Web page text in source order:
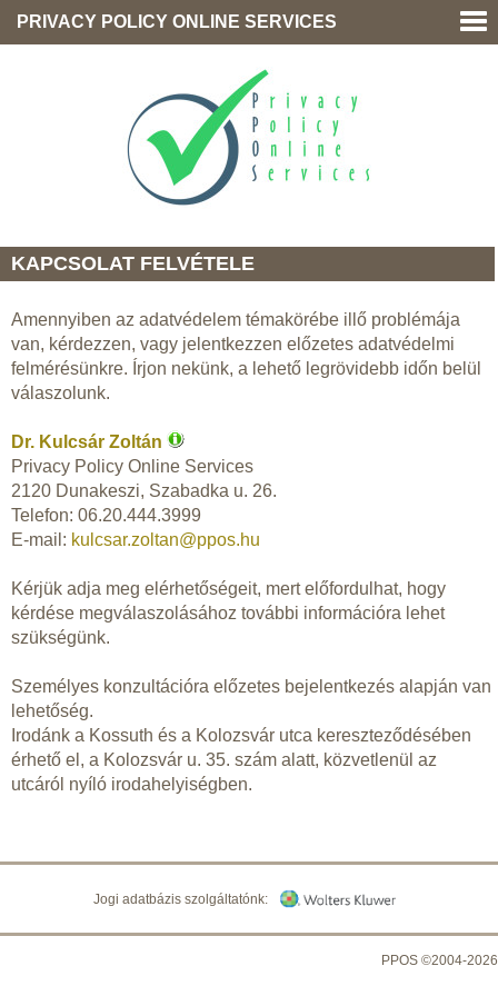
PRIVACY POLICY ONLINE SERVICES
KAPCSOLAT FELVÉTELE
Amennyiben az adatvédelem témakörébe illő problémája
van, kérdezzen, vagy jelentkezzen előzetes adatvédelmi
felmérésünkre. Írjon nekünk, a lehető legrövidebb időn belül
válaszolunk.
Dr. Kulcsár Zoltán
Privacy Policy Online Services
2120 Dunakeszi, Szabadka u. 26.
Telefon: 06.20.444.3999
E-mail: kulcsar.zoltan@ppos.hu
Kérjük adja meg elérhetőségeit, mert előfordulhat, hogy
kérdése megválaszolásához további információra lehet
szükségünk.
Személyes konzultációra előzetes bejelentkezés alapján van
lehetőség.
Irodánk a Kossuth és a Kolozsvár utca kereszteződésében
érhető el, a Kolozsvár u. 35. szám alatt, közvetlenül az
utcáról nyíló irodahelyiségben.
Jogi adatbázis szolgáltatónk:
PPOS ©2004-2026